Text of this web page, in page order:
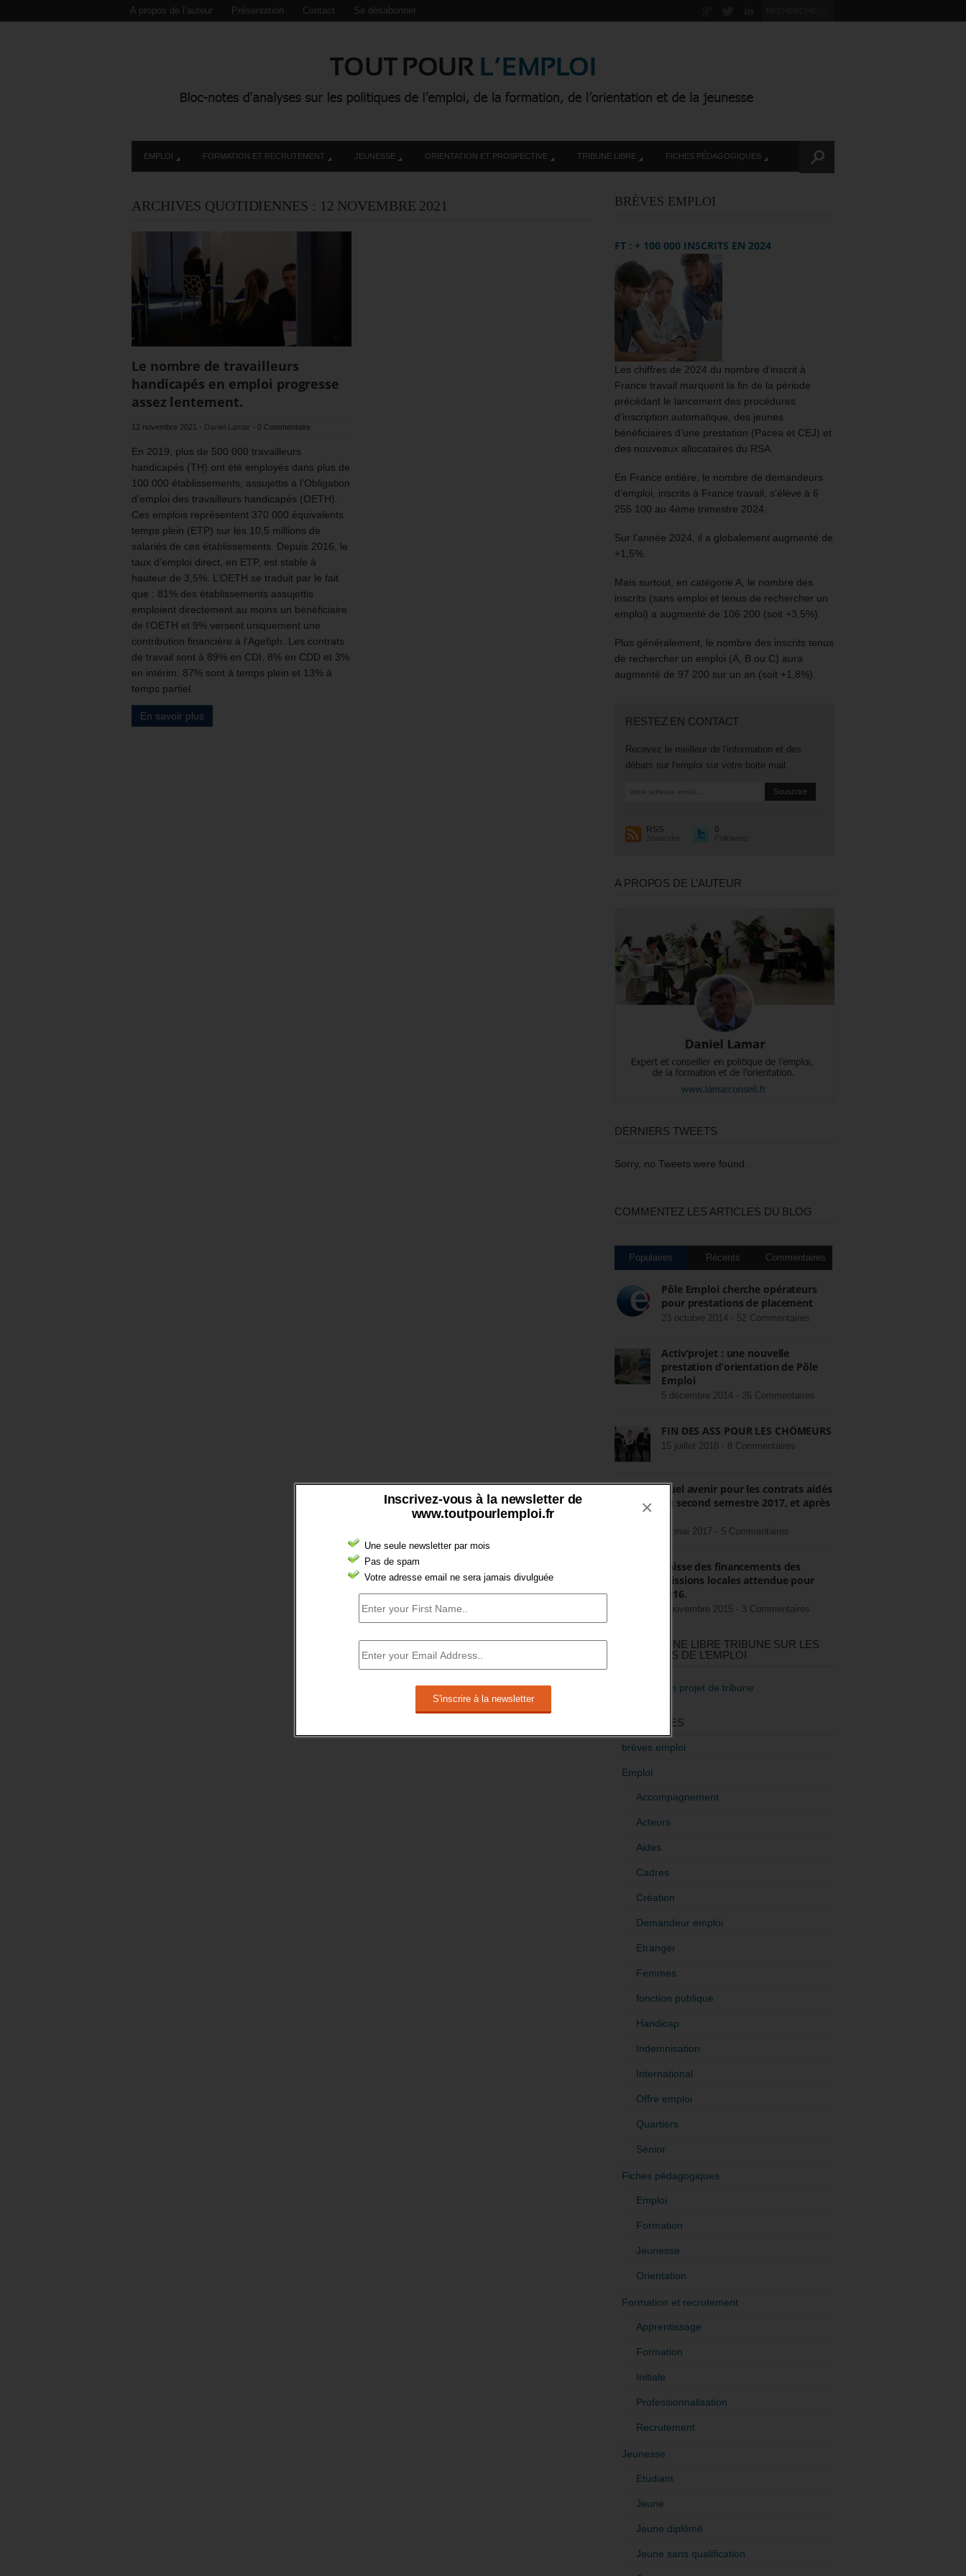
Inscrivez-vous à la newsletter de
www.toutpourlemploi.fr
Une seule newsletter par mois
Pas de spam
Votre adresse email ne sera jamais divulguée
×
A propos de l’auteur Présentation Contact Se désabonner
EMPLOI FORMATION ET RECRUTEMENT JEUNESSE ORIENTATION ET PROSPECTIVE TRIBUNE LIBRE FICHES PÉDAGOGIQUES
ARCHIVES QUOTIDIENNES : 12 NOVEMBRE 2021
Le nombre de travailleurs
handicapés en emploi progresse
assez lentement.
12 novembre 2021 - Daniel Lamar - 0 Commentaire
En 2019, plus de 500 000 travailleurs
handicapés (TH) ont été employés dans plus de
100 000 établissements, assujettis à l’Obligation
d’emploi des travailleurs handicapés (OETH).
Ces emplois représentent 370 000 équivalents
temps plein (ETP) sur les 10,5 millions de
salariés de ces établissements. Depuis 2016, le
taux d’emploi direct, en ETP, est stable à
hauteur de 3,5%. L’OETH se traduit par le fait
que : 81% des établissements assujettis
emploient directement au moins un bénéficiaire
de l’OETH et 9% versent uniquement une
contribution financière à l’Agefiph. Les contrats
de travail sont à 89% en CDI, 8% en CDD et 3%
en intérim. 87% sont à temps plein et 13% à
temps partiel.
En savoir plus
BRÈVES EMPLOI
FT : + 100 000 INSCRITS EN 2024
Les chiffres de 2024 du nombre d’inscrit à
France travail marquent la fin de la période
précédant le lancement des procédures
d’inscription automatique, des jeunes
bénéficiaires d’une prestation (Pacea et CEJ) et
des nouveaux allocataires du RSA.
En France entière, le nombre de demandeurs
d’emploi, inscrits à France travail, s’élève à 6
255 100 au 4ème trimestre 2024.
Sur l’année 2024, il a globalement augmenté de
+1,5%.
Mais surtout, en catégorie A, le nombre des
inscrits (sans emploi et tenus de rechercher un
emploi) a augmenté de 106 200 (soit +3,5%).
Plus généralement, le nombre des inscrits tenus
de rechercher un emploi (A, B ou C) aura
augmenté de 97 200 sur un an (soit +1,8%).
RESTEZ EN CONTACT
Recevez le meilleur de l'information et des
débats sur l'emploi sur votre boite mail.
RSS
Souscrire
0
Followers
A PROPOS DE L’AUTEUR
DERNIERS TWEETS
Sorry, no Tweets were found.
COMMENTEZ LES ARTICLES DU BLOG
Populaires Récents Commentaires
Pôle Emploi cherche opérateurs
pour prestations de placement
23 octobre 2014 - 52 Commentaires
Activ’projet : une nouvelle
prestation d’orientation de Pôle
Emploi
5 décembre 2014 - 26 Commentaires
FIN DES ASS POUR LES CHÔMEURS
15 juillet 2018 - 8 Commentaires
Quel avenir pour les contrats aidés
au second semestre 2017, et après
22 mai 2017 - 5 Commentaires
Baisse des financements des
missions locales attendue pour
2016.
3 novembre 2015 - 3 Commentaires
RÉDIGEZ UNE LIBRE TRIBUNE SUR LES
POLITIQUES DE L’EMPLOI
>Décrire mon projet de tribune
CATÉGORIES
brèves emploi
Emploi
Accompagnement
Acteurs
Aides
Cadres
Création
Demandeur emploi
Etranger
Femmes
fonction publique
Handicap
Indemnisation
International
Offre emploi
Quartiers
Sénior
Fiches pédagogiques
Emploi
Formation
Jeunesse
Orientation
Formation et recrutement
Apprentissage
Formation
Initiale
Professionnalisation
Recrutement
Jeunesse
Etudiant
Jeune
Jeune diplômé
Jeune sans qualification